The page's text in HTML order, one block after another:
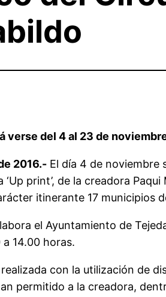
verse del 4 al 23 de
2016.- El día 4 de noviembre
print’, de la creadora
itinerante 17 municipios
el Ayuntamiento de
14.00 horas.
realizada con la utilización
permitido a la creadora,